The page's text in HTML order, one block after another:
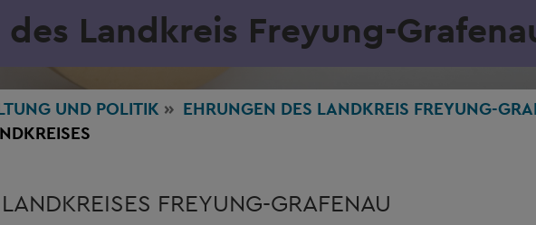
Landkreis Freyung-
UND POLITIK
EHRUNGEN DES LANDKREIS FREYUNG-
FREYUNG-GRAFENAU